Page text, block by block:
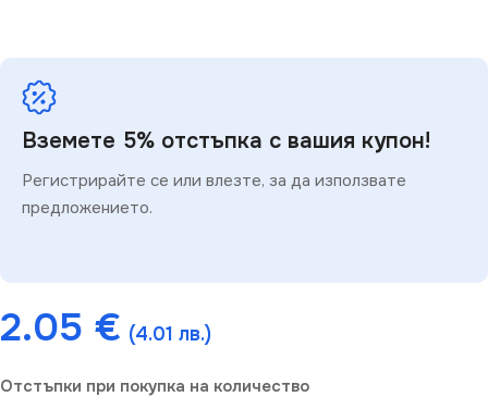
Вземете 5% отстъпка с вашия купон!
Регистрирайте се или влезте, за да използвате
предложението.
2.05 € (4.01 лв.)
Отстъпки при покупка на количество